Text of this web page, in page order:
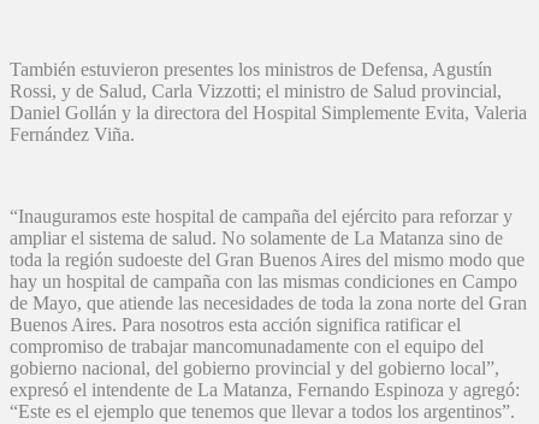
También estuvieron presentes los ministros de Defensa, Agustín
Rossi, y de Salud, Carla Vizzotti; el ministro de Salud provincial,
Daniel Gollán y la directora del Hospital Simplemente Evita, Valeria
Fernández Viña.
“Inauguramos este hospital de campaña del ejército para reforzar y
ampliar el sistema de salud. No solamente de La Matanza sino de
toda la región sudoeste del Gran Buenos Aires del mismo modo que
hay un hospital de campaña con las mismas condiciones en Campo
de Mayo, que atiende las necesidades de toda la zona norte del Gran
Buenos Aires. Para nosotros esta acción significa ratificar el
compromiso de trabajar mancomunadamente con el equipo del
gobierno nacional, del gobierno provincial y del gobierno local”,
expresó el intendente de La Matanza, Fernando Espinoza y agregó:
“Este es el ejemplo que tenemos que llevar a todos los argentinos”.